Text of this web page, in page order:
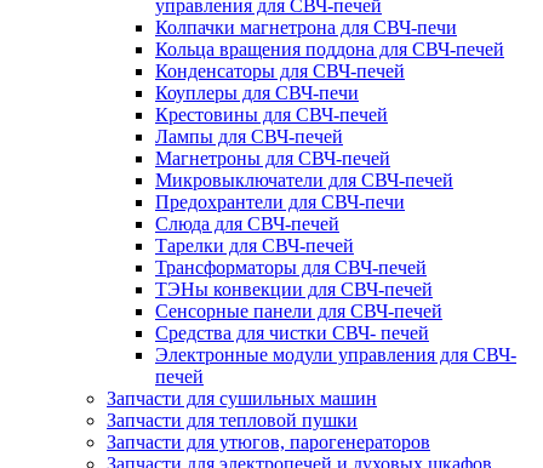
управления для СВЧ-печей
Колпачки магнетрона для СВЧ-печи
Кольца вращения поддона для СВЧ-печей
Конденсаторы для СВЧ-печей
Коуплеры для СВЧ-печи
Крестовины для СВЧ-печей
Лампы для СВЧ-печей
Магнетроны для СВЧ-печей
Микровыключатели для СВЧ-печей
Предохрантели для СВЧ-печи
Слюда для СВЧ-печей
Тарелки для СВЧ-печей
Трансформаторы для СВЧ-печей
ТЭНы конвекции для СВЧ-печей
Сенсорные панели для СВЧ-печей
Средства для чистки СВЧ- печей
Электронные модули управления для СВЧ-
печей
Запчасти для сушильных машин
Запчасти для тепловой пушки
Запчасти для утюгов, парогенераторов
Запчасти для электропечей и духовых шкафов